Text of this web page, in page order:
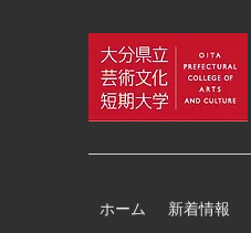
ホーム 新着情報